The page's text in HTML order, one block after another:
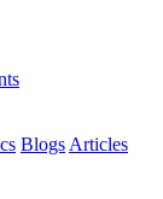
Blogs Articles